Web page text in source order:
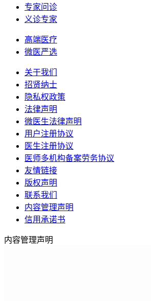
专家问诊
义诊专家
高端医疗
微医严选
关于我们
招贤纳士
隐私权政策
法律声明
微医生法律声明
用户注册协议
医生注册协议
医师多机构备案劳务协议
友情链接
版权声明
联系我们
内容管理声明
信用承诺书
内容管理声明